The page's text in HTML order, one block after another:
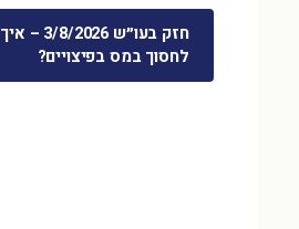
חזק בעו״ש 3/8/2026 – איך
לחסוך במס בפיצויים?